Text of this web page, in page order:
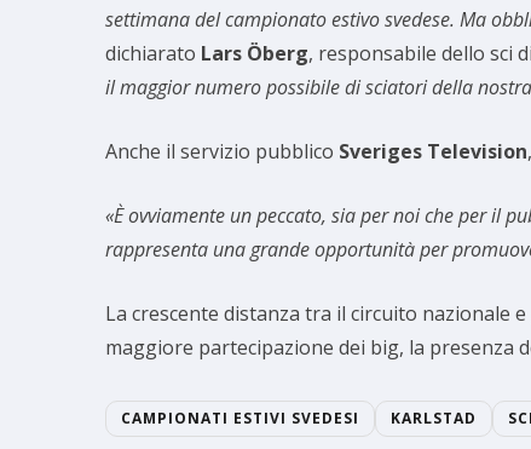
settimana del campionato estivo svedese. Ma
dichiarato Lars Öberg, responsabile dello sci
il maggior numero possibile di sciatori della
Anche il servizio pubblico Sveriges Television
«È ovviamente un peccato, sia per noi che per il
rappresenta una grande opportunità per
La crescente distanza tra il circuito nazionale
maggiore partecipazione dei big, la presenza
CAMPIONATI ESTIVI SVEDESI KARLSTAD